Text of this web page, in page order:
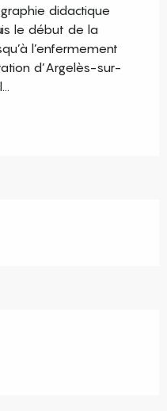
didactique
le début de la
l’enfermement
d’Argelès-sur-